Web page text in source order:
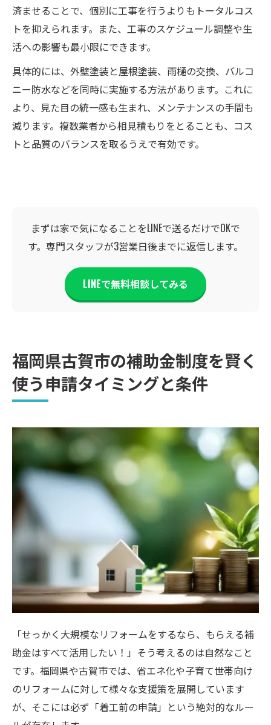
済ませることで、個別に工事を行うよりもトータルコス
トを抑えられます。また、工事のスケジュール調整や生
活への影響も最小限にできます。
具体的には、外壁塗装と屋根塗装、雨樋の交換、バルコ
ニー防水などを同時に実施する方法があります。これに
より、見た目の統一感も生まれ、メンテナンスの手間も
減ります。複数業者から相見積もりをとることも、コス
トと品質のバランスを取るうえで有効です。
まずは家で気になることをLINEで送るだけでOKで
す。専門スタッフが3営業日後までに返信します。
LINEで無料相談してみる
福岡県古賀市の補助金制度を賢く
使う申請タイミングと条件
「せっかく大規模なリフォームをするなら、もらえる補
助金はすべて活用したい！」そう考えるのは自然なこと
です。福岡県や古賀市では、省エネ化や子育て世帯向け
のリフォームに対して様々な支援策を展開しています
が、そこには必ず「着工前の申請」という絶対的なルー